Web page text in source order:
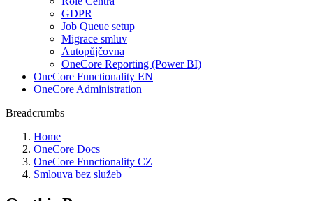
GDPR
Job Queue setup
Migrace smluv
Autopůjčovna
OneCore Reporting (Power BI)
OneCore Functionality EN
OneCore Administration
Breadcrumbs
Home
OneCore Docs
OneCore Functionality CZ
Smlouva bez služeb